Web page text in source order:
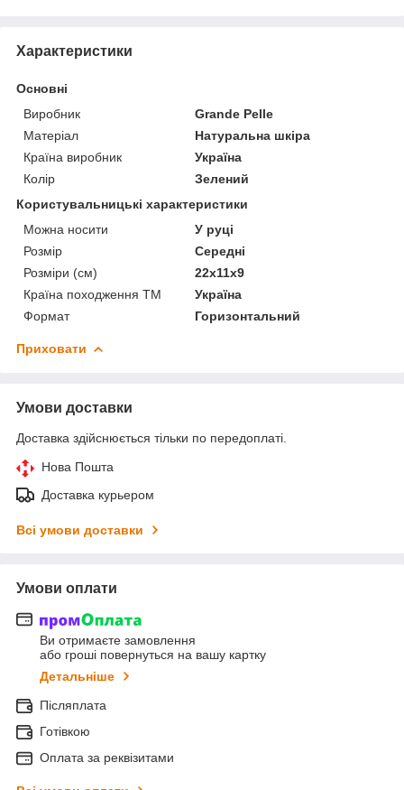
Характеристики
Основні
Виробник
Grande Pelle
Матеріал
Натуральна шкіра
Країна виробник
Україна
Колір
Зелений
Користувальницькі характеристики
Можна носити
У руці
Розмір
Середні
Розміри (см)
22х11х9
Країна походження ТМ
Україна
Формат
Горизонтальний
Приховати
Умови доставки
Доставка здійснюється тільки по передоплаті.
Нова Пошта
Доставка курьером
Всі умови доставки
Умови оплати
Ви отримаєте замовлення
або гроші повернуться на вашу картку
Детальніше
Післяплата
Готівкою
Оплата за реквізитами